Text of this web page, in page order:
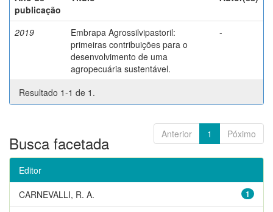
publicação
2019
Embrapa Agrossilvipastoril:
primeiras contribuições para o
desenvolvimento de uma
agropecuária sustentável.
-
Resultado 1-1 de 1.
Anterior 1 Póximo
Busca facetada
Editor
1
CARNEVALLI, R. A.